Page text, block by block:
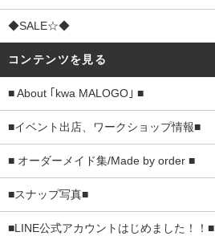
◆SALE☆◆
コンテンツを見る
■ About ｢kwa MALOGO｣ ■
■イベント出店、ワークショップ情報■
■ オーダーメイド集/Made by order ■
■スナップ写真■
■LINE公式アカウントはじめました！！■